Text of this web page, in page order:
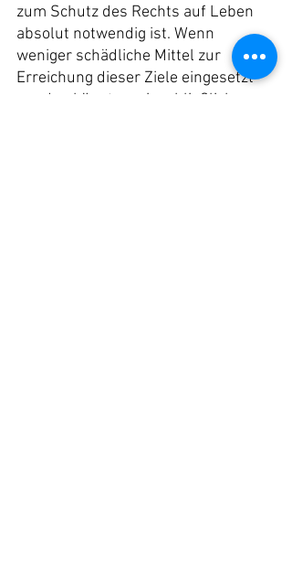
zum Schutz des Rechts auf Leben
absolut notwendig ist. Wenn
weniger schädliche Mittel zur
Erreichung dieser Ziele eingesetzt
werden könnten, einschließlich